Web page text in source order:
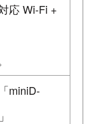
応 Wi-Fi +
miniD-